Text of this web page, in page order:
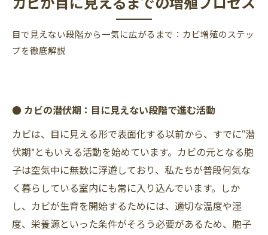
目で見えない段階から一気に広がるまで：カビ増殖のステッ
プを徹底解説
● カビの潜伏期：目に見えない段階で進む活動
カビは、目に見える形で表面化する以前から、すでに“潜
伏期”ともいえる活動を始めています。カビの元となる胞
子は空気中に無数に浮遊しており、私たちが普段何気な
く暮らしている室内にも常に入り込んでいます。しか
し、カビが生育を開始するためには、適切な温度や湿
度、栄養源といった条件がそろう必要があるため、胞子